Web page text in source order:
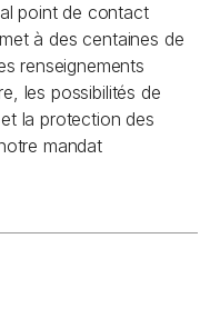
point de contact
à des centaines de
renseignements
les possibilités de
la protection des
mandat